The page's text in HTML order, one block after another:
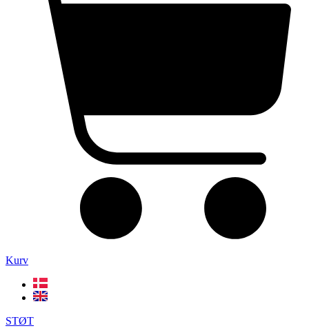
Kurv
STØT